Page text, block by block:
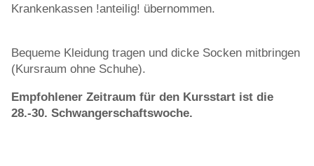
Krankenkassen !anteilig! übernommen.
Bequeme Kleidung tragen und dicke Socken mitbringen
(Kursraum ohne Schuhe).
Empfohlener Zeitraum für den Kursstart ist die
28.-30. Schwangerschaftswoche.